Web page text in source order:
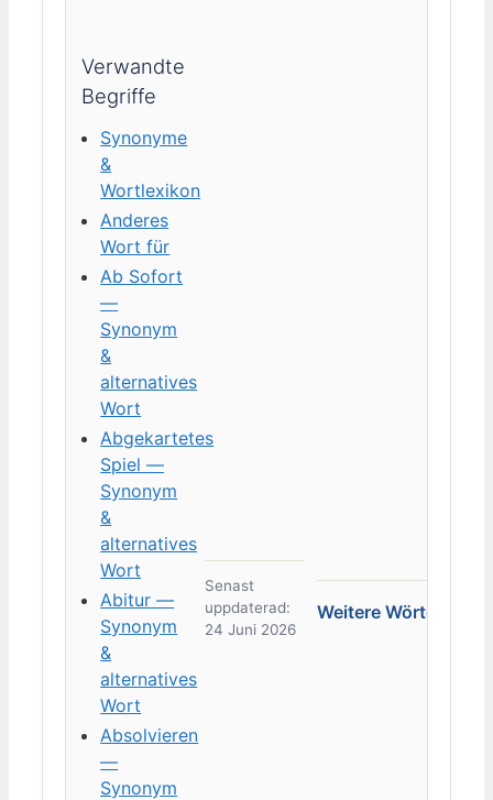
Verwandte
Begriffe
Synonyme
&
Wortlexikon
Anderes
Wort für
Ab Sofort
—
Synonym
&
alternatives
Wort
Abgekartetes
Spiel —
Synonym
&
alternatives
Wort
Abitur —
Synonym
&
alternatives
Wort
Absolvieren
—
Synonym
Senast
uppdaterad:
24 Juni 2026
Weitere Wörter →